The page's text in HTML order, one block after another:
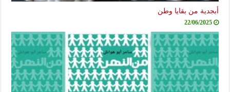
أبجدية من بقايا وطن
22/06/2025